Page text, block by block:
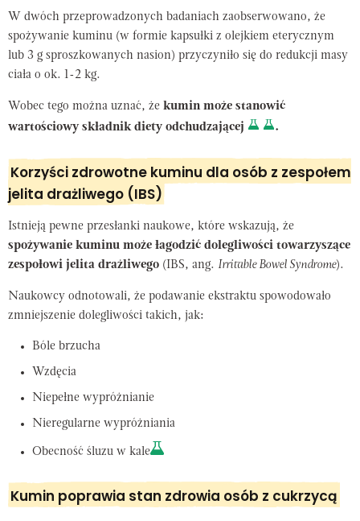
W dwóch przeprowadzonych badaniach zaobserwowano, że
spożywanie kuminu (w formie kapsułki z olejkiem eterycznym
lub 3 g sproszkowanych nasion) przyczyniło się do redukcji masy
ciała o ok. 1-2 kg.
Wobec tego można uznać, że kumin może stanowić
wartościowy składnik diety odchudzającej
.
Korzyści zdrowotne kuminu dla osób z zespołem
jelita drażliwego (IBS)
Istnieją pewne przesłanki naukowe, które wskazują, że
spożywanie kuminu może łagodzić dolegliwości towarzyszące
zespołowi jelita drażliwego (IBS, ang. Irritable Bowel Syndrome).
Naukowcy odnotowali, że podawanie ekstraktu spowodowało
zmniejszenie dolegliwości takich, jak:
Bóle brzucha
Wzdęcia
Niepełne wypróżnianie
Nieregularne wypróżniania
Obecność śluzu w kale
Kumin poprawia stan zdrowia osób z cukrzycą